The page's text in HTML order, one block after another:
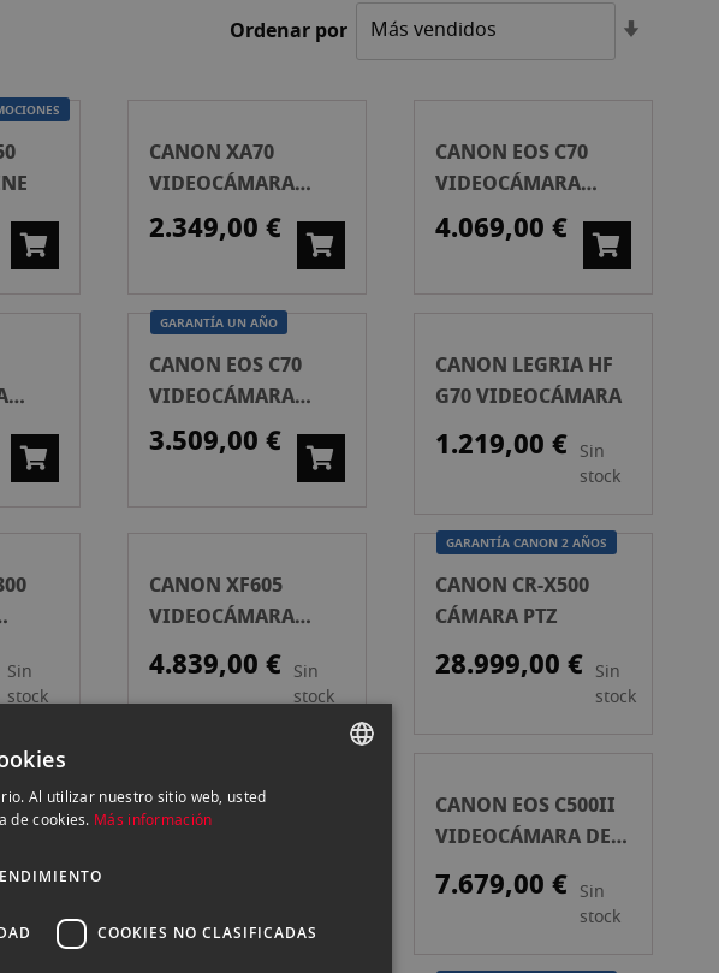
Ordenar por
CANON XA70
VIDEOCÁMARA
PROFESIONAL
2.349,00 €
CANON EOS C70
VIDEOCÁMARA
CINE
4.069,00 €
GARANTÍA UN AÑO
CANON EOS C70
VIDEOCÁMARA
CINE 2ª MANO
3.509,00 €
CANON LEGRIA HF
G70 VIDEOCÁMARA
1.219,00 € Sin
stock
Sin
stock
CANON XF605
VIDEOCÁMARA
PROFESIONAL
4.839,00 € Sin
stock
GARANTÍA CANON 2 AÑOS
CANON CR-X500
CÁMARA PTZ
28.999,00 € Sin
stock
CANON PTZ RC-
CANON EOS C500II
VIDEOCÁMARA DE
CINE
7.679,00 € Sin
stock
Al utilizar nuestro sitio web, usted
de cookies. Más información
COOKIES NO CLASIFICADAS